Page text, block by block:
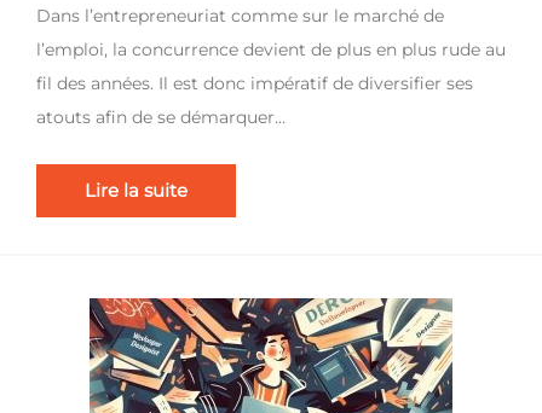
Dans l’entrepreneuriat comme sur le marché de
l’emploi, la concurrence devient de plus en plus rude au
fil des années. Il est donc impératif de diversifier ses
atouts afin de se démarquer…
Lire la suite